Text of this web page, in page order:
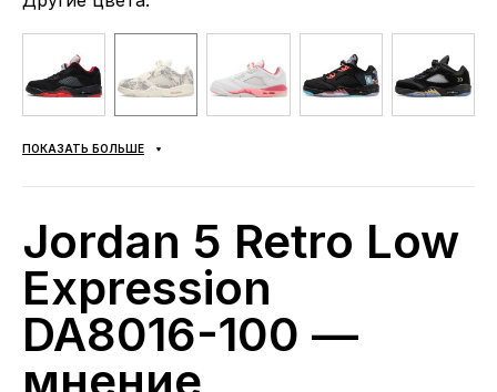
ПОКАЗАТЬ БОЛЬШЕ
Jordan 5 Retro Low
Expression
DA8016-100 —
мнение